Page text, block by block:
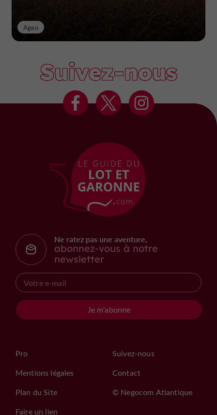
Agen
Suivez-nous
Ne ratez pas une aventure,
abonnez-vous à notre
newsletter
Je m'abonne
Pro
Mentions légales
Plan du Site
Faire un lien
Suivez-nous
Contact
© Negocom Atlantique